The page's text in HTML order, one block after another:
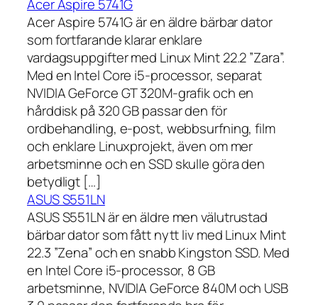
Acer Aspire 5741G
Acer Aspire 5741G är en äldre bärbar dator
som fortfarande klarar enklare
vardagsuppgifter med Linux Mint 22.2 ”Zara”.
Med en Intel Core i5-processor, separat
NVIDIA GeForce GT 320M-grafik och en
hårddisk på 320 GB passar den för
ordbehandling, e-post, webbsurfning, film
och enklare Linuxprojekt, även om mer
arbetsminne och en SSD skulle göra den
betydligt […]
ASUS S551LN
ASUS S551LN är en äldre men välutrustad
bärbar dator som fått nytt liv med Linux Mint
22.3 ”Zena” och en snabb Kingston SSD. Med
en Intel Core i5-processor, 8 GB
arbetsminne, NVIDIA GeForce 840M och USB